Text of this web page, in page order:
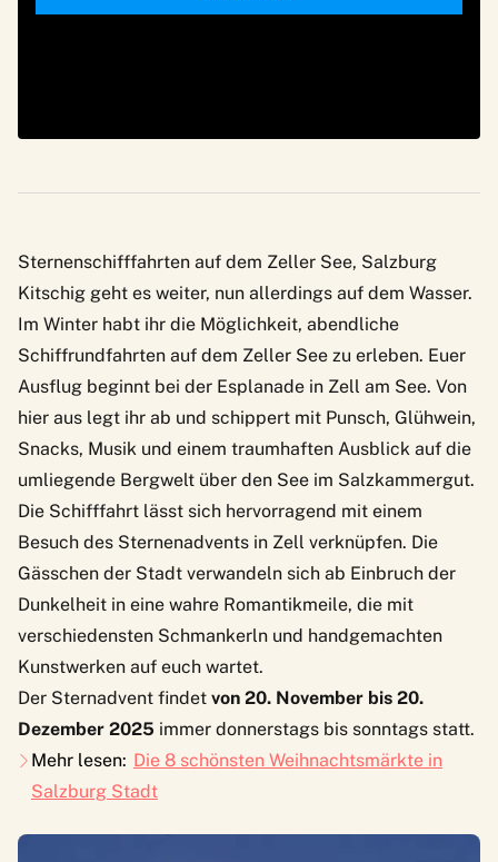
Sternenschifffahrten auf dem Zeller See, Salzburg
Kitschig geht es weiter, nun allerdings auf dem Wasser.
Im Winter habt ihr die Möglichkeit, abendliche
Schiffrundfahrten auf dem Zeller See zu erleben. Euer
Ausflug beginnt bei der Esplanade in Zell am See. Von
hier aus legt ihr ab und schippert mit Punsch, Glühwein,
Snacks, Musik und einem traumhaften Ausblick auf die
umliegende Bergwelt über den See im Salzkammergut.
Die Schifffahrt lässt sich hervorragend mit einem
Besuch des Sternenadvents in Zell verknüpfen. Die
Gässchen der Stadt verwandeln sich ab Einbruch der
Dunkelheit in eine wahre Romantikmeile, die mit
verschiedensten Schmankerln und handgemachten
Kunstwerken auf euch wartet.
Der Sternadvent findet von 20. November bis 20.
Dezember 2025 immer donnerstags bis sonntags statt.
Mehr lesen: Die 8 schönsten Weihnachtsmärkte in
Salzburg Stadt